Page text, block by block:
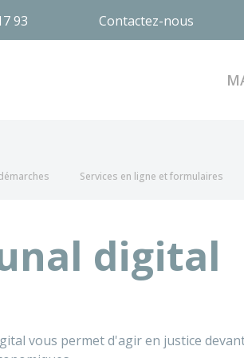
93 Contactez-nous
Services en ligne et formulaires
digital
vous permet d'agir en justice